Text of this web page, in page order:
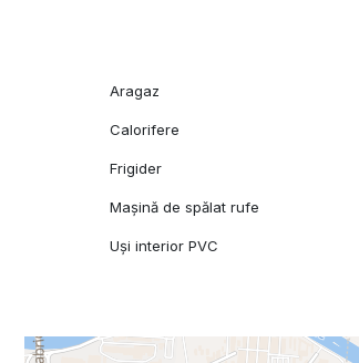
Aragaz
Calorifere
Frigider
Mașină de spălat rufe
Uși interior PVC